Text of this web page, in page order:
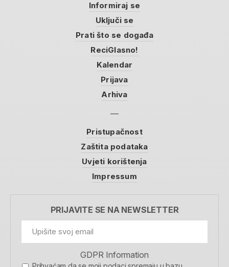
Informiraj se
Uključi se
Prati što se događa
ReciGlasno!
Kalendar
Prijava
Arhiva
Pristupačnost
Zaštita podataka
Uvjeti korištenja
Impressum
PRIJAVITE SE NA NEWSLETTER
GDPR Information